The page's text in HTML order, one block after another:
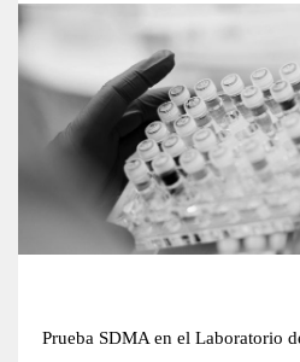
Prueba SDMA en el Laboratorio